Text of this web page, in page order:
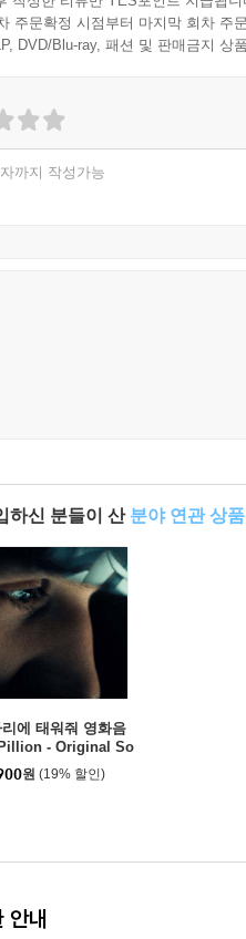
주문확정 시점부터 마지막 회차 주
DVD/Blu-ray, 패션 및 판매금지 상
까지 작성가능
하신 분들이 산 분야 연관 상품
리에 태워줘 영화음
- Original So
[틸 컬러 LP]
원 (19% 할인)
내